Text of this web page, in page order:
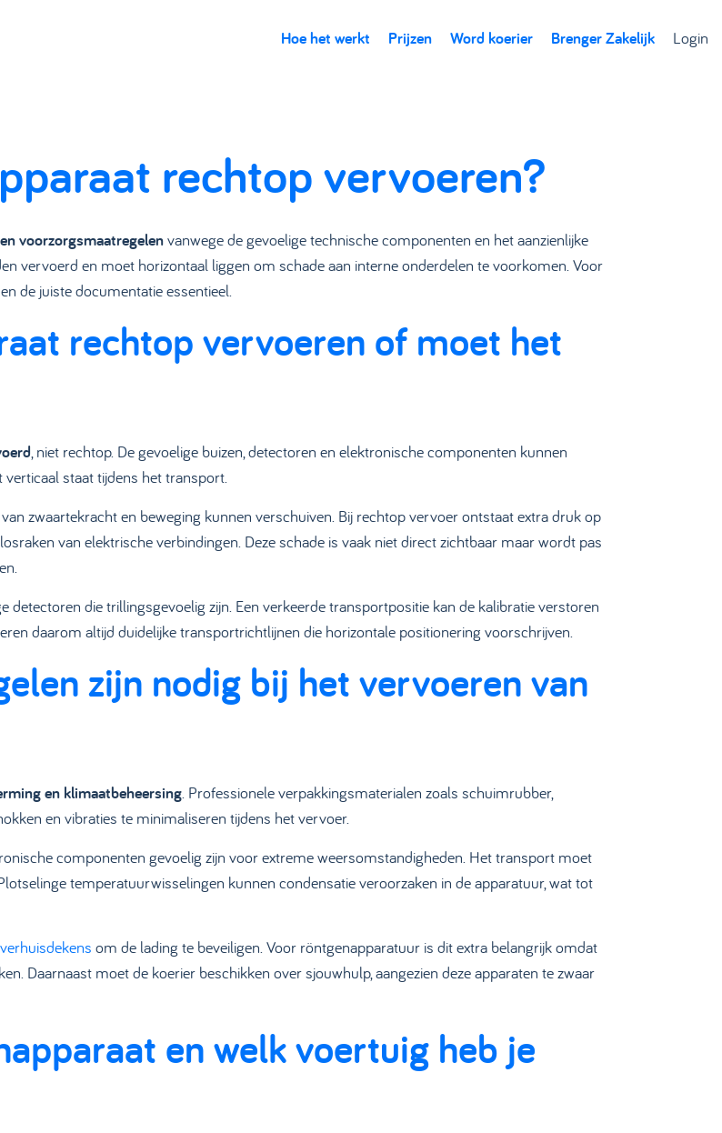
Hoe het werkt Prijzen Word koerier Brenger Zakelijk Login
rechtop vervoeren?
voorzorgsmaatregelenvanwege de gevoelige technische componenten en het aanzienlijke
vervoerd en moet horizontaal liggen om schade aan interne onderdelen te voorkomen. Voor
de juiste documentatie essentieel.
rechtop vervoeren of moet het
, niet rechtop. De gevoelige buizen, detectoren en elektronische componenten kunnen
staat tijdens het transport.
zwaartekracht en beweging kunnen verschuiven. Bij rechtop vervoer ontstaat extra druk op
van elektrische verbindingen. Deze schade is vaak niet direct zichtbaar maar wordt pas
die trillingsgevoelig zijn. Een verkeerde transportpositie kan de kalibratie verstoren
daarom altijd duidelijke transportrichtlijnen die horizontale positionering voorschrijven.
zijn nodig bij het vervoeren van
en klimaatbeheersing. Professionele verpakkingsmaterialen zoals schuimrubber,
en vibraties te minimaliseren tijdens het vervoer.
componenten gevoelig zijn voor extreme weersomstandigheden. Het transport moet
temperatuurwisselingen kunnen condensatie veroorzaken in de apparatuur, wat tot
om de lading te beveiligen. Voor röntgenapparatuur is dit extra belangrijk omdat
Daarnaast moet de koerier beschikken over sjouwhulp, aangezien deze apparaten te zwaar
en welk voertuig heb je